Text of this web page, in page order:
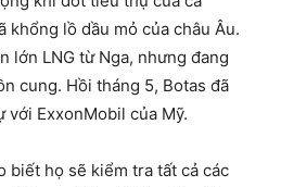
khổng lồ dầu mỏ của châu Âu.
lớn LNG từ Nga, nhưng đang
cung. Hồi tháng 5, Botas đã
với ExxonMobil của Mỹ.
biết họ sẽ kiểm tra tất cả các